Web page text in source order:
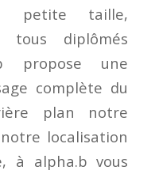
petite taille,
tous diplômés
propose une
complète du
plan notre
localisation
à alpha.b vous